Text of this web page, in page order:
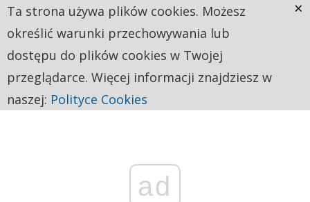
ad
Ta strona używa plików cookies. Możesz
określić warunki przechowywania lub
dostępu do plików cookies w Twojej
przeglądarce. Więcej informacji znajdziesz w
naszej: Polityce Cookies
×